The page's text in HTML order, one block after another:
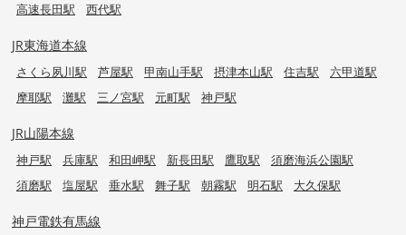
高速長田駅
西代駅
JR東海道本線
さくら夙川駅 芦屋駅 甲南山手駅 摂津本山駅 住吉駅
六甲道駅
摩耶駅
灘駅 三ノ宮駅 元町駅 神戸駅
JR山陽本線
神戸駅 兵庫駅 和田岬駅 新長田駅 鷹取駅
須磨海浜公園駅
須磨駅
塩屋駅 垂水駅 舞子駅 朝霧駅 明石駅 大久保駅
神戸電鉄有馬線